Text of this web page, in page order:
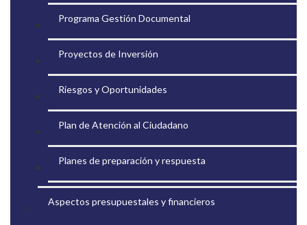
Programa Gestión Documental
Proyectos de Inversión
Riesgos y Oportunidades
Plan de Atención al Ciudadano
Planes de preparación y respuesta
Aspectos presupuestales y financieros